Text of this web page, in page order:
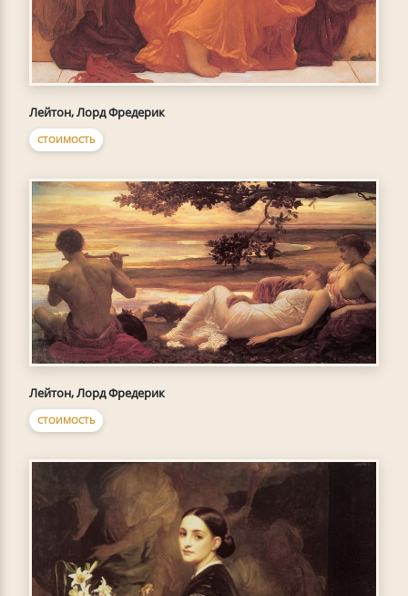
Лейтон, Лорд Фредерик
СТОИМОСТЬ
Лейтон, Лорд Фредерик
СТОИМОСТЬ